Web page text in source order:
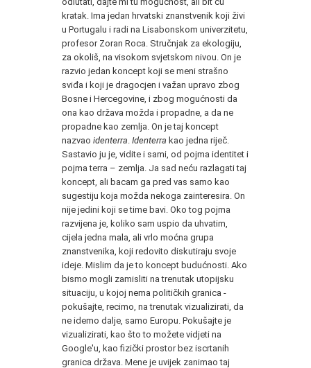
kratak. Ima jedan hrvatski znanstvenik koji živi
u Portugalu i radi na Lisabonskom univerzitetu,
profesor Zoran Roca. Stručnjak za ekologiju,
za okoliš, na visokom svjetskom nivou. On je
razvio jedan koncept koji se meni strašno
sviđa i koji je dragocjen i važan upravo zbog
Bosne i Hercegovine, i zbog mogućnosti da
ona kao država možda i propadne, a da ne
propadne kao zemlja. On je taj koncept
nazvao identerra Identerra kao jedna riječ.
Sastavio ju je, vidite i sami, od pojma identitet i
pojma terra – zemlja. Ja sad neću razlagati taj
koncept, ali bacam ga pred vas samo kao
sugestiju koja možda nekoga zainteresira. On
nije jedini koji se time bavi. Oko tog pojma
razvijena je, koliko sam uspio da uhvatim,
cijela jedna mala, ali vrlo moćna grupa
znanstvenika, koji redovito diskutiraju svoje
ideje. Mislim da je to koncept budućnosti. Ako
bismo mogli zamisliti na trenutak utopijsku
situaciju, u kojoj nema političkih granica -
pokušajte, recimo, na trenutak vizualizirati, da
ne idemo dalje, samo Europu. Pokušajte je
vizualizirati, kao što to možete vidjeti na
Google'u, kao fizički prostor bez iscrtanih
granica država. Mene je uvijek zanimao taj